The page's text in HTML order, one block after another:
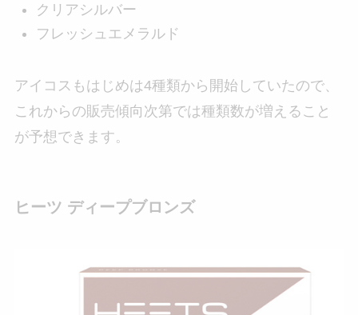
クリアシルバー
フレッシュエメラルド
アイコスもはじめは4種類から開始していたので、
これからの販売傾向次第では種類数が増えること
が予想できます。
ヒーツ ディープブロンズ